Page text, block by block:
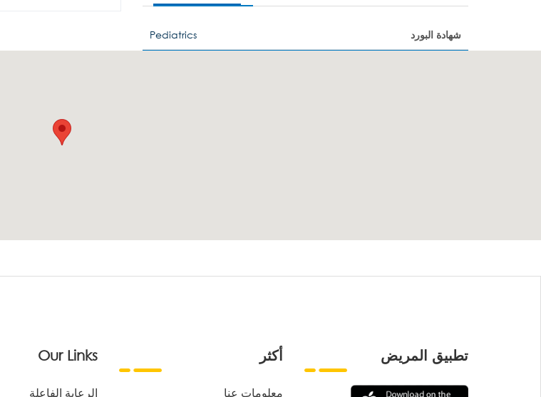
شهادة البورد Pediatrics
Our Links
الرعاية الفاعلة
أكثر
معلومات عنا
تطبيق المريض